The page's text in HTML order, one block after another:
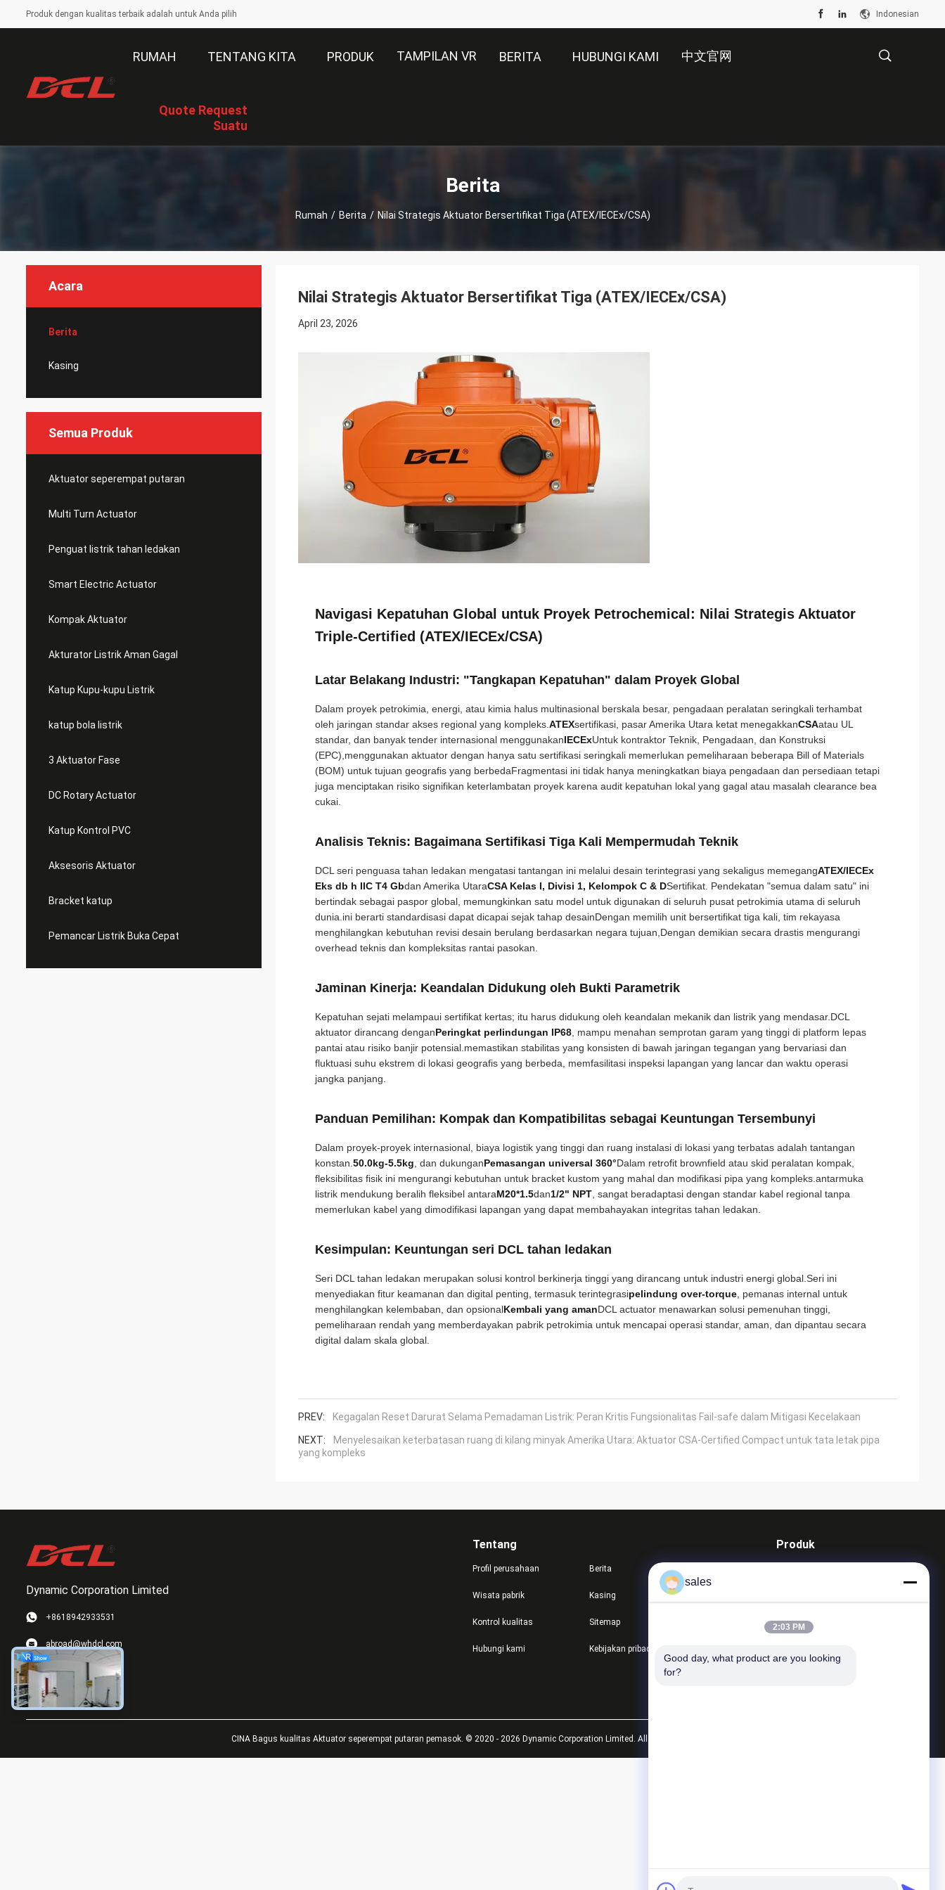
Produk dengan kualitas terbaik adalah untuk Anda pilih Indonesian
RUMAH TENTANG KITA PRODUK TAMPILAN VR BERITA HUBUNGI KAMI 中文官网
Quote Request
Suatu
Berita
Rumah / Berita / Nilai Strategis Aktuator Bersertifikat Tiga (ATEX/IECEx/CSA)
Acara
Berita
Kasing
Semua Produk
Aktuator seperempat putaran
Multi Turn Actuator
Penguat listrik tahan ledakan
Smart Electric Actuator
Kompak Aktuator
Akturator Listrik Aman Gagal
Katup Kupu-kupu Listrik
katup bola listrik
3 Aktuator Fase
DC Rotary Actuator
Katup Kontrol PVC
Aksesoris Aktuator
Bracket katup
Pemancar Listrik Buka Cepat
Nilai Strategis Aktuator Bersertifikat Tiga (ATEX/IECEx/CSA)
April 23, 2026
Navigasi Kepatuhan Global untuk Proyek Petrochemical: Nilai Strategis Aktuator
Triple-Certified (ATEX/IECEx/CSA)
Latar Belakang Industri: "Tangkapan Kepatuhan" dalam Proyek Global
Dalam proyek petrokimia, energi, atau kimia halus multinasional berskala besar, pengadaan peralatan seringkali terhambat
oleh jaringan standar akses regional yang kompleks. ATEXsertifikasi, pasar Amerika Utara ketat menegakkanCSAatau UL
standar, dan banyak tender internasional menggunakanIECExUntuk kontraktor Teknik, Pengadaan, dan Konstruksi
(EPC),menggunakan aktuator dengan hanya satu sertifikasi seringkali memerlukan pemeliharaan beberapa Bill of Materials
(BOM) untuk tujuan geografis yang berbedaFragmentasi ini tidak hanya meningkatkan biaya pengadaan dan persediaan tetapi
juga menciptakan risiko signifikan keterlambatan proyek karena audit kepatuhan lokal yang gagal atau masalah clearance bea
cukai.
Analisis Teknis: Bagaimana Sertifikasi Tiga Kali Mempermudah Teknik
DCL seri penguasa tahan ledakan mengatasi tantangan ini melalui desain terintegrasi yang sekaligus memegangATEX/IECEx
Eks db h IIC T4 Gbdan Amerika UtaraCSA Kelas I, Divisi 1, Kelompok C & DSertifikat. Pendekatan "semua dalam satu" ini
bertindak sebagai paspor global, memungkinkan satu model untuk digunakan di seluruh pusat petrokimia utama di seluruh
dunia.ini berarti standardisasi dapat dicapai sejak tahap desainDengan memilih unit bersertifikat tiga kali, tim rekayasa
menghilangkan kebutuhan revisi desain berulang berdasarkan negara tujuan,Dengan demikian secara drastis mengurangi
overhead teknis dan kompleksitas rantai pasokan.
Jaminan Kinerja: Keandalan Didukung oleh Bukti Parametrik
Kepatuhan sejati melampaui sertifikat kertas; itu harus didukung oleh keandalan mekanik dan listrik yang mendasar.DCL
aktuator dirancang denganPeringkat perlindungan IP68 , mampu menahan semprotan garam yang tinggi di platform lepas
pantai atau risiko banjir potensial.memastikan stabilitas yang konsisten di bawah jaringan tegangan yang bervariasi dan
fluktuasi suhu ekstrem di lokasi geografis yang berbeda, memfasilitasi inspeksi lapangan yang lancar dan waktu operasi
jangka panjang.
Panduan Pemilihan: Kompak dan Kompatibilitas sebagai Keuntungan Tersembunyi
Dalam proyek-proyek internasional, biaya logistik yang tinggi dan ruang instalasi di lokasi yang terbatas adalah tantangan
konstan. 50.0kg-5.5kg , dan dukunganPemasangan universal 360°Dalam retrofit brownfield atau skid peralatan kompak,
fleksibilitas fisik ini mengurangi kebutuhan untuk bracket kustom yang mahal dan modifikasi pipa yang kompleks.antarmuka
listrik mendukung beralih fleksibel antaraM20*1.5dan1/2" NPT , sangat beradaptasi dengan standar kabel regional tanpa
memerlukan kabel yang dimodifikasi lapangan yang dapat membahayakan integritas tahan ledakan.
Kesimpulan: Keuntungan seri DCL tahan ledakan
Seri DCL tahan ledakan merupakan solusi kontrol berkinerja tinggi yang dirancang untuk industri energi global.Seri ini
menyediakan fitur keamanan dan digital penting, termasuk terintegrasipelindung over-torque , pemanas internal untuk
menghilangkan kelembaban, dan opsionalKembali yang amanDCL actuator menawarkan solusi pemenuhan tinggi,
pemeliharaan rendah yang memberdayakan pabrik petrokimia untuk mencapai operasi standar, aman, dan dipantau secara
digital dalam skala global.
PREV: Kegagalan Reset Darurat Selama Pemadaman Listrik: Peran Kritis Fungsionalitas Fail-safe dalam Mitigasi Kecelakaan
NEXT:
Menyelesaikan keterbatasan ruang di kilang minyak Amerika Utara: Aktuator CSA-Certified Compact untuk tata letak pipa
yang kompleks
Dynamic Corporation Limited
+8618942933531
abroad@whdcl.com
Tentang
Profil perusahaan
Wisata pabrik
Kontrol kualitas
Hubungi kami
Berita
Kasing
Sitemap
Kebijakan pribadi
Produk
Penguat listrik tahan ledakan
CINA Bagus kualitas Aktuator seperempat putaran pemasok. © 2020 - 2026 Dynamic Corporation Limited. All Rights Reserved.
sales
2:03 PM
Good day, what product are you looking
for?